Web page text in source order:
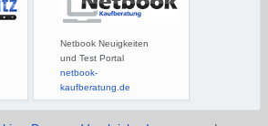
Netbook Neuigkeiten
und Test Portal
netbook-
kaufberatung.de